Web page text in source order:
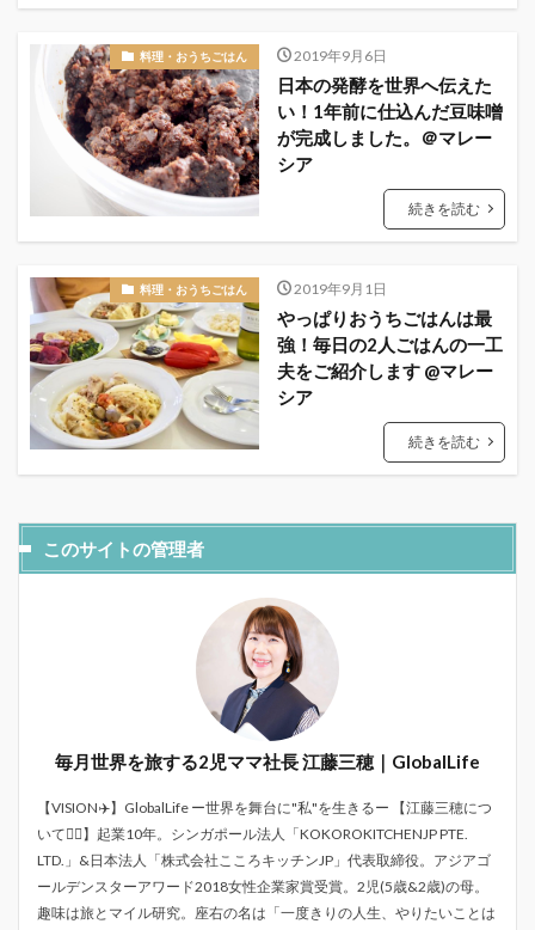
料理・おうちごはん 2019年9月6日
日本の発酵を世界へ伝えた
い！1年前に仕込んだ豆味噌
が完成しました。＠マレー
シア
続きを読む
料理・おうちごはん 2019年9月1日
やっぱりおうちごはんは最
強！毎日の2人ごはんの一工
夫をご紹介します @マレー
シア
続きを読む
このサイトの管理者
毎月世界を旅する2児ママ社長 江藤三穂｜GlobalLife
【VISION✈️】GlobalLife ー世界を舞台に"私"を生きるー 【江藤三穂につ
いて💁‍♀️】起業10年。シンガポール法人「KOKOROKITCHENJP PTE.
LTD.」&日本法人「株式会社こころキッチンJP」代表取締役。アジアゴ
ールデンスターアワード2018女性企業家賞受賞。2児(5歳&2歳)の母。
趣味は旅とマイル研究。座右の名は「一度きりの人生、やりたいことは